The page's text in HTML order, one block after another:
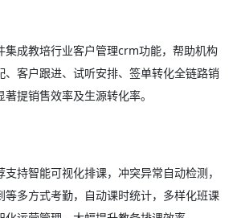
集成教培行业客户管理crm功能，帮助机构
、客户跟进、试听安排、签单转化全链路销
提销售效率及生源转化率。
持智能可视化排课，冲突异常自动检测，
等多方式考勤，自动课时统计，多样化班课